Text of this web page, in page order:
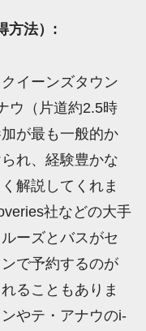
方法）:
イーンズタウン
ウ（片道約2.5時
が最も一般的か
れ、経験豊かな
解説してくれま
社などの大手
ーズとバスがセ
で予約するのが
ることもありま
やテ・アナウのi-